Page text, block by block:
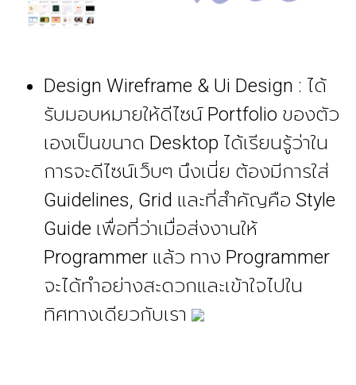
Design Wireframe & Ui Design : ได้
รับมอบหมายให้ดีไซน์ Portfolio ของตัว
เองเป็นขนาด Desktop ได้เรียนรู้ว่าใน
การจะดีไซน์เว็บๆ นึงเนี่ย ต้องมีการใส่
Guidelines, Grid และที่สำคัญคือ Style
Guide เพื่อที่ว่าเมื่อส่งงานให้
Programmer แล้ว ทาง Programmer
จะได้ทำอย่างสะดวกและเข้าใจไปใน
ทิศทางเดียวกับเรา